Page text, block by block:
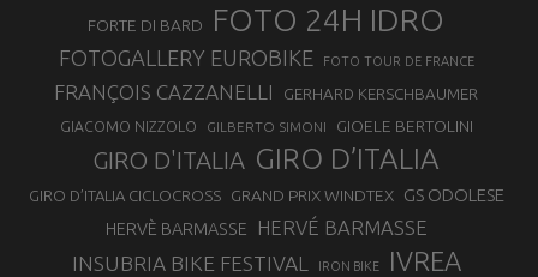
FORTE DI BARD FOTO 24H IDRO
FOTOGALLERY EUROBIKE FOTO TOUR DE FRANCE
FRANÇOIS CAZZANELLI GERHARD KERSCHBAUMER
GIACOMO NIZZOLO GILBERTO SIMONI GIOELE BERTOLINI
GIRO D'ITALIA GIRO D’ITALIA
GIRO D’ITALIA CICLOCROSS GRAND PRIX WINDTEX GS ODOLESE
HERVÈ BARMASSE
HERVÉ BARMASSE
INSUBRIA BIKE FESTIVAL
IRON BIKE IVREA